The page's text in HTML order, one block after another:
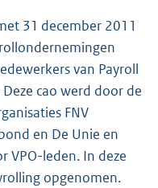
31 december 2011
van Payroll
cao werd door de
FNV
en De Unie en
VPO-leden. In deze
opgenomen.